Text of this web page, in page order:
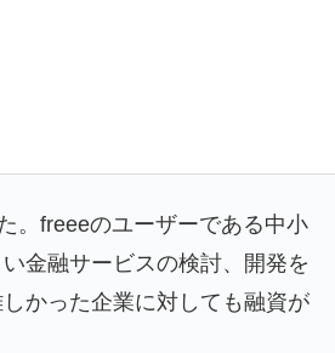
。freeeのユーザーである中小
金融サービスの検討、開発を
かった企業に対しても融資が